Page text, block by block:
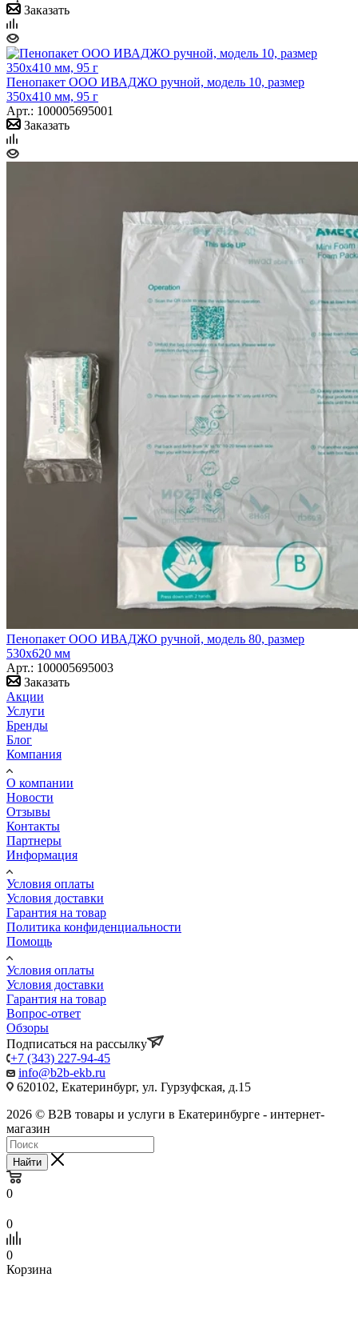
Заказать
Пенопакет ООО ИВАДЖО ручной, модель 10, размер
350х410 мм, 95 г
Арт.: 100005695001
Заказать
Пенопакет ООО ИВАДЖО ручной, модель 80, размер
530х620 мм
Арт.: 100005695003
Заказать
Акции
Услуги
Бренды
Блог
Компания
О компании
Новости
Отзывы
Контакты
Партнеры
Информация
Условия оплаты
Условия доставки
Гарантия на товар
Политика конфиденциальности
Помощь
Условия оплаты
Условия доставки
Гарантия на товар
Вопрос-ответ
Обзоры
Подписаться на рассылку
+7 (343) 227-94-45
info@b2b-ekb.ru
620102, Екатеринбург, ул. Гурзуфская, д.15
2026 © B2B товары и услуги в Екатеринбурге - интернет-
магазин
Найти
0
0
0
Корзина